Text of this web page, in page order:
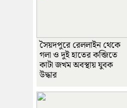
সৈয়দপুরে রেললাইন থেকে
গলা ও দুই হাতের কব্জিতে
কাটা জখম অবস্থায় যুবক
উদ্ধার